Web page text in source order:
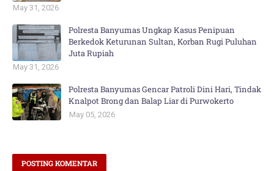
May 31, 2026
Polresta Banyumas Ungkap Kasus Penipuan
Berkedok Keturunan Sultan, Korban Rugi Puluhan
Juta Rupiah
May 31, 2026
Polresta Banyumas Gencar Patroli Dini Hari, Tindak
Knalpot Brong dan Balap Liar di Purwokerto
May 05, 2026
POSTING KOMENTAR